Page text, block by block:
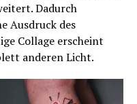
Dadurch
Ausdruck des
Collage erscheint
anderen Licht.